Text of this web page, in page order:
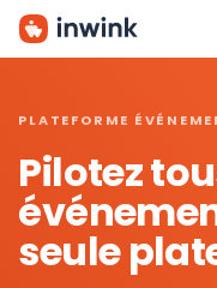
Skip
PLATEFORME
Pilotez
seule